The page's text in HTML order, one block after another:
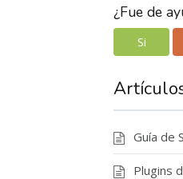
¿Fue de
Si
Guía de
Plugins